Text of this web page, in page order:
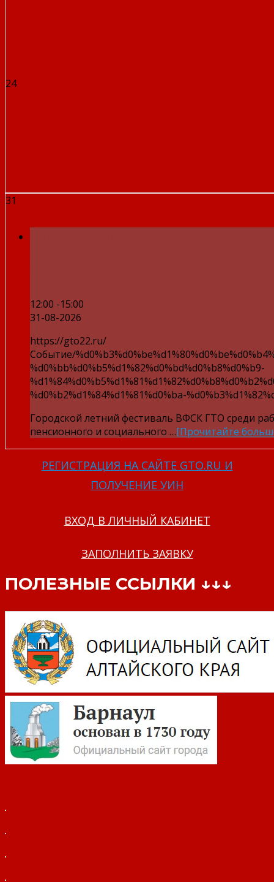
24
31
12:00 -15:00
31-08-2026
https://gto22.ru/
Событие/
%d0%bb%d0%b5%d1%82%d0%bd%d0%b8%d0%b9-
%d0%b2%d1%84%d1%81%d0%ba-
Городской летний фестиваль ВФСК ГТО среди
пенсионного и социального …[Прочитайте
РЕГИСТРАЦИЯ НА САЙТЕ GTO.RU И
ПОЛУЧЕНИЕ УИН
ВХОД В ЛИЧНЫЙ КАБИНЕТ
ЗАПОЛНИТЬ ЗАЯВКУ
ПОЛЕЗНЫЕ ССЫЛКИ ↓↓↓